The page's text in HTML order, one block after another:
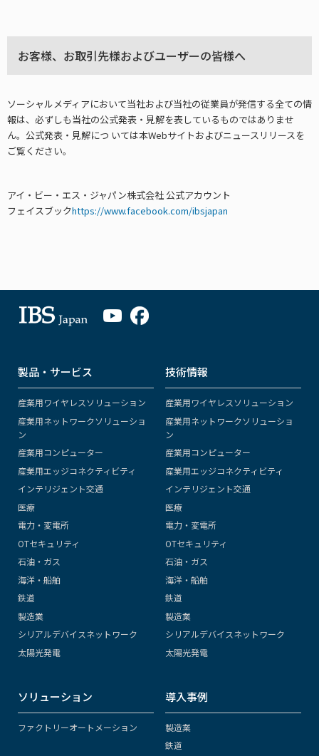
お客様、お取引先様およびユーザーの皆様へ
ソーシャルメディアにおいて当社および当社の従業員が発信する全ての情
報は、必ずしも当社の公式発表・⾒解を表しているものではありませ
ん。公式発表・⾒解につ いては本Webサイトおよびニュースリリースを
ご覧ください。
アイ・ビー・エス・ジャパン株式会社 公式アカウント
フェイスブックhttps://www.facebook.com/ibsjapan
製品・サービス
産業用ワイヤレスソリューション
産業用ネットワークソリューショ
ン
産業用コンピューター
産業用エッジコネクティビティ
インテリジェント交通
医療
電力・変電所
OTセキュリティ
石油・ガス
海洋・船舶
鉄道
製造業
シリアルデバイスネットワーク
太陽光発電
技術情報
産業用ワイヤレスソリューション
産業用ネットワークソリューショ
ン
産業用コンピューター
産業用エッジコネクティビティ
インテリジェント交通
医療
電力・変電所
OTセキュリティ
石油・ガス
海洋・船舶
鉄道
製造業
シリアルデバイスネットワーク
太陽光発電
ソリューション
ファクトリーオートメーション
導入事例
製造業
鉄道